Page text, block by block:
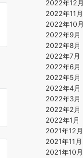
2022年12月
2022年11月
2022年10月
2022年9月
2022年8月
2022年7月
2022年6月
2022年5月
2022年4月
2022年3月
2022年2月
2022年1月
2021年12月
2021年11月
2021年10月